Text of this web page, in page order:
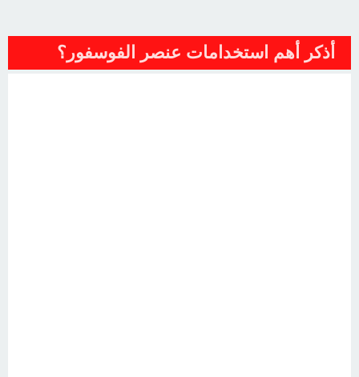
أذكر أهم استخدامات عنصر الفوسفور؟